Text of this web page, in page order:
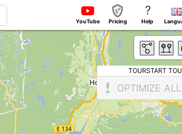
YouTube Pricing
?
Help
TOURSTART
OPTIMIZE ALL